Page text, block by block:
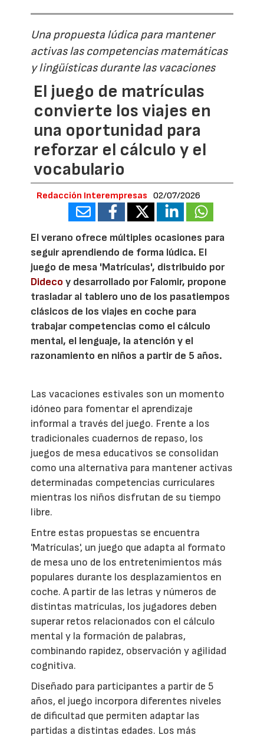
Una propuesta lúdica para mantener
activas las competencias matemáticas
y lingüísticas durante las vacaciones
El juego de matrículas
convierte los viajes en
una oportunidad para
reforzar el cálculo y el
vocabulario
Redacción Interempresas 02/07/2026
El verano ofrece múltiples ocasiones para
seguir aprendiendo de forma lúdica. El
juego de mesa 'Matrículas', distribuido por
Dideco y desarrollado por Falomir, propone
trasladar al tablero uno de los pasatiempos
clásicos de los viajes en coche para
trabajar competencias como el cálculo
mental, el lenguaje, la atención y el
razonamiento en niños a partir de 5 años.
Las vacaciones estivales son un momento
idóneo para fomentar el aprendizaje
informal a través del juego. Frente a los
tradicionales cuadernos de repaso, los
juegos de mesa educativos se consolidan
como una alternativa para mantener activas
determinadas competencias curriculares
mientras los niños disfrutan de su tiempo
libre.
Entre estas propuestas se encuentra
'Matrículas', un juego que adapta al formato
de mesa uno de los entretenimientos más
populares durante los desplazamientos en
coche. A partir de las letras y números de
distintas matrículas, los jugadores deben
superar retos relacionados con el cálculo
mental y la formación de palabras,
combinando rapidez, observación y agilidad
cognitiva.
Diseñado para participantes a partir de 5
años, el juego incorpora diferentes niveles
de dificultad que permiten adaptar las
partidas a distintas edades. Los más